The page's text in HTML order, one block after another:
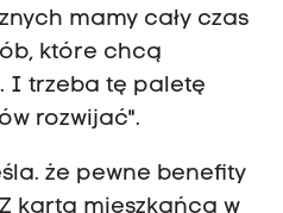
mamy cały czas
które chcą
I trzeba tę paletę
rozwijać".
że pewne benefity
kartą mieszkańca w